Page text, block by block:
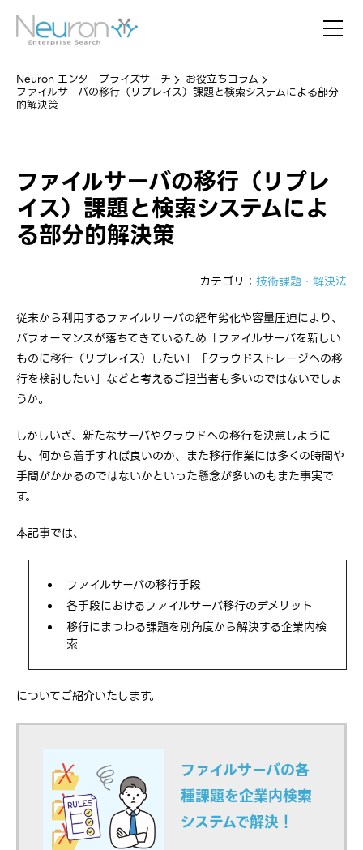
Neuron エンタープライズサーチ お役立ちコラム
ファイルサーバの移行（リプレイス）課題と検索システムによる部分
的解決策
ファイルサーバの移行（リプレ
イス）課題と検索システムによ
る部分的解決策
カテゴリ：技術課題・解決法
従来から利用するファイルサーバの経年劣化や容量圧迫により、
パフォーマンスが落ちてきているため「ファイルサーバを新しい
ものに移行（リプレイス）したい」「クラウドストレージへの移
行を検討したい」などと考えるご担当者も多いのではないでしょ
うか。
しかしいざ、新たなサーバやクラウドへの移行を決意しように
も、何から着手すれば良いのか、また移行作業には多くの時間や
手間がかかるのではないかといった懸念が多いのもまた事実で
す。
本記事では、
ファイルサーバの移行手段
各手段におけるファイルサーバ移行のデメリット
移行にまつわる課題を別角度から解決する企業内検
索
についてご紹介いたします。
ファイルサーバの各
種課題を企業内検索
システムで解決！